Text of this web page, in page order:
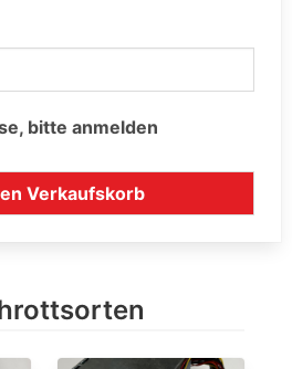
bitte anmelden
In den Verkaufskorb